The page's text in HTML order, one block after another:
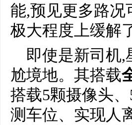
能,预见更多路况
极大程度上缓解
即使是新司机
尬境地。其搭载
搭载5颗摄像头
测车位、实现人